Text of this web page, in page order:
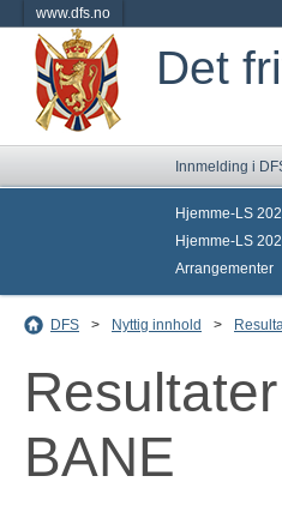
www.dfs.no
Det
Innmelding i
Hjemme-LS
Hjemme-LS
Arrangementer
DFS > Nyttig innhold >
BANE